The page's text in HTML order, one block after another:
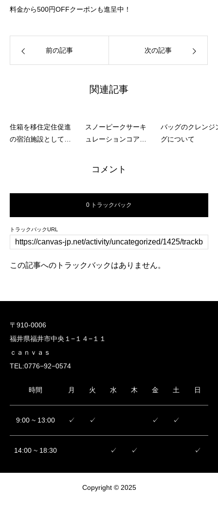
料金から500円OFFクーポンも進呈中！
前の記事 次の記事
関連記事
住箱を移住定住促進
の宿泊施設として活
スノーピークサーキ
ュレーションコア代
バッグのクレンジ
グについて
コメント
0 トラックバック
トラックバックURL
この記事へのトラックバックはありません。
〒910-0006
福井県福井市中央１−１４−１１
ｃａｎｖａｓ
TEL:0776−92−0574
時間 月 火 水 木 金 土 日
9:00 ~ 13:00 ✓ ✓ ✓ ✓
14:00 ~ 18:30 ✓ ✓ ✓
Copyright © 2025